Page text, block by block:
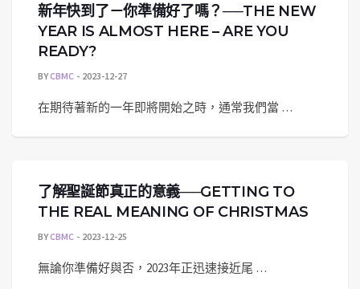
新年快到了－你準備好了嗎？──THE NEW
YEAR IS ALMOST HERE – ARE YOU
READY?
BYCBMC 2023-12-27
在期待著新的一年即將開始之時，通常我們當 …
了解聖誕節真正的意義──GETTING TO
THE REAL MEANING OF CHRISTMAS
BYCBMC 2023-12-25
無論你準備好與否，2023年正迅速接近尾 …